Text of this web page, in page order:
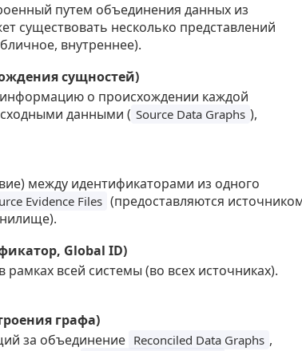
путем объединения данных из
существовать несколько представлений
внутреннее).
сущностей)
о происхождении каждой
данными ( Source Data Graphs ),
между идентификаторами из одного
Evidence Files (предоставляются
Global ID)
всей системы (во всех источниках).
графа)
за объединение Reconciled Data Graphs ,